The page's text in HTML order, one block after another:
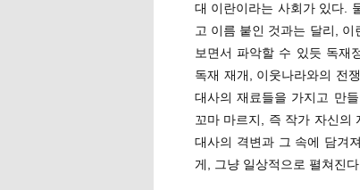
대 이란이라는 사회가 있다.
고 이름 붙인 것과는 달리,
보면서 파악할 수 있듯 독재
독재 재개, 이웃나라와의 전
대사의 재료들을 가지고 만
꼬마 마르지, 즉 작가 자신의
대사의 격변과 그 속에 담겨
게, 그냥 일상적으로 펼쳐진다.